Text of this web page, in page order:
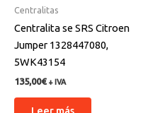
Centralitas
Centralita se SRS Citroen
Jumper 1328447080,
5WK43154
135,00€ + IVA
Leer más